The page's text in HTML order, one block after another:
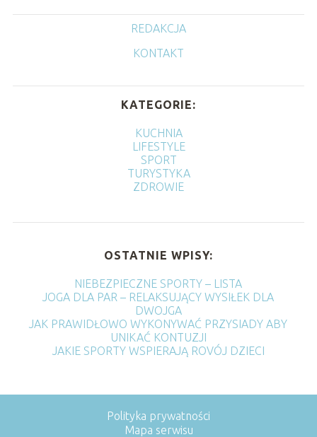
REDAKCJA
KONTAKT
KATEGORIE:
KUCHNIA
LIFESTYLE
SPORT
TURYSTYKA
ZDROWIE
OSTATNIE WPISY:
NIEBEZPIECZNE SPORTY – LISTA
JOGA DLA PAR – RELAKSUJĄCY WYSIŁEK DLA
DWOJGA
JAK PRAWIDŁOWO WYKONYWAĆ PRZYSIADY ABY
UNIKAĆ KONTUZJI
JAKIE SPORTY WSPIERAJĄ ROVÓJ DZIECI
Polityka prywatności
Mapa serwisu